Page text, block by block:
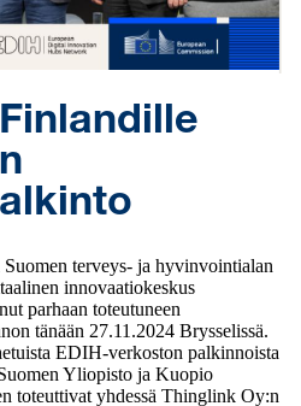
terveys- ja hyvinvointialan
innovaatiokeskus
parhaan toteutuneen
tänään 27.11.2024 Brysselissä.
EDIH-verkoston palkinnoista
Yliopisto ja Kuopio
toteuttivat yhdessä Thinglink Oy:n